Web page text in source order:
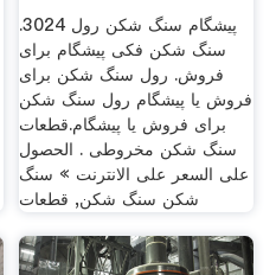
پیشگام سنگ شکن رول 3024.
سنگ شکن فکی پیشگام برای
فروش. رول سنگ شکن برای
فروش یا پیشگام رول سنگ شکن
برای فروش یا پیشگام.قطعات
سنگ شکن مخروطی . الحصول
على السعر على الانترنت » سنگ
شکن سنگ شکن, قطعات